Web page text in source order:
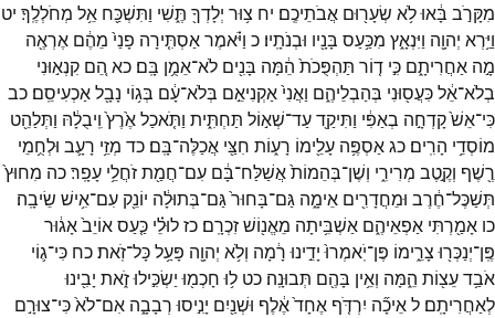
מִקָּרֹ֣ב בָּ֔אוּלֹ֥א שְׂעָר֖וּם אֲבֹתֵיכֶֽם׃ יח צ֥וּר יְלָדְךָ֖ תֶּ֑שִׁי וַתִּשְׁכַּ֖ח אֵ֥ל מְחֹלְלֶֽךָ׃ יט
וַיַּ֥רְא יְהוָ֖ה וַיִּנְאָ֑ץ מִכַּ֥עַס בָּנָ֖יו וּבְנֹתָֽיו׃ כ וַיֹּ֗אמֶראַסְתִּ֤ירָה פָנַי֙ מֵהֶ֔ם אֶרְאֶ֖ה
מָ֣ה אַחֲרִיתָ֑ם כִּ֣י ד֤וֹר תַּהְפֻּכֹת֙ הֵ֔מָּה בָּנִ֖ים לֹא־אֵמֻ֥ן בָּֽם׃ כא הֵ֚ם קִנְא֣וּנִי
בְלֹא־אֵ֔לכִּעֲס֖וּנִי בְּהַבְלֵיהֶ֑ם וַאֲנִי֙אַקְנִיאֵ֣ם בְּלֹא־עָ֔ם בְּג֥וֹי נָבָ֖לאַכְעִיסֵֽם׃ כב
כִּי־אֵשׁ֙קָדְחָ֣ה בְאַפִּ֔י וַתִּיקַ֖דעַד־שְׁא֣וֹל תַּחְתִּ֑ית וַתֹּ֤אכַלאֶ֙רֶץ֙ וִֽיבֻלָ֔הּ וַתְּלַהֵ֖ט
מוֹסְדֵ֥י הָרִֽים׃ כגאַסְפֶּ֥ה עָלֵ֖ימוֹ רָע֑וֹת חִצַּ֖י אֲכַלֶּה־בָּֽם׃ כד מְזֵ֥י רָעָ֛ב וּלְחֻ֥מֵי
רֶ֖שֶׁף וְקֶ֣טֶב מְרִירִ֑י וְשֶׁן־בְּהֵמוֹת֙אֲשַׁלַּח־בָּ֔ם עִם־חֲמַ֖תזֹחֲלֵ֥י עָפָֽר׃כה מִחוּץ֙
תְּשַׁכֶּל־חֶ֔רֶב וּמֵחֲדָרִ֖ים אֵימָ֑ה גַּם־בָּחוּר֙גַּם־בְּתוּלָ֔ה יוֹנֵ֖ק עִם־אִ֥ישׁ שֵׂיבָֽה׃
כו אָמַ֖רְתִּי אַפְאֵיהֶ֑ם אַשְׁבִּ֥יתָה מֵאֱנ֖וֹשׁזִכְרָֽם׃ כזלוּלֵ֗י כַּ֤עַסאוֹיֵב֙אָג֔וּר
פֶּֽן־יְנַכְּר֖וּ צָרֵ֑ימוֹ פֶּן־יֹֽאמְרוּ֙ יָדֵ֣ינוּ רָ֔מָה וְלֹ֥א יְהוָ֖ה פָּעַ֥לכָּל־זֹֽאת׃כח כִּי־ג֛וֹי
אֹבַ֥דעֵצ֖וֹת הֵ֑מָּה וְאֵ֥ין בָּהֶ֖ם תְּבוּנָֽה׃ כט ל֥וּ חָכְמ֖וּ יַשְׂכִּ֣ילוּזֹ֑את יָבִ֖ינוּ
לְאַחֲרִיתָֽם׃ לאֵיכָ֞ה יִרְדֹּ֤ף אֶחָד֙אֶ֔לֶף וּשְׁנַ֖יִם יָנִ֣יסוּ רְבָבָ֑ה אִם־לֹא֙כִּי־צוּרָ֣ם